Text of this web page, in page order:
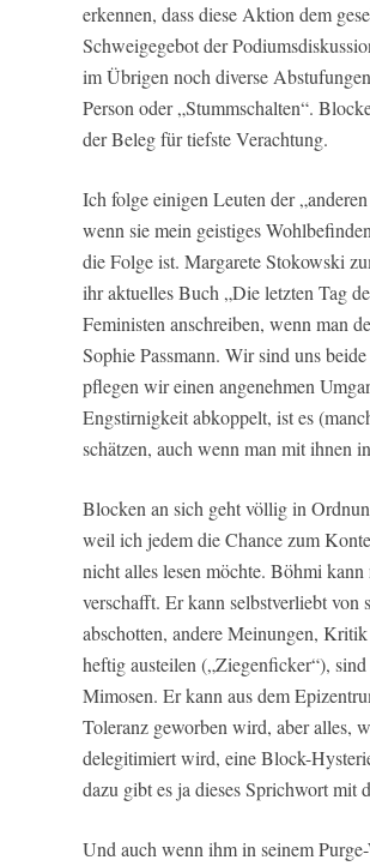
erkennen, dass diese Aktion dem
Schweigegebot der
im Übrigen noch diverse
Person oder „Stummschalten“.
der Beleg für tiefste Verachtung.
Ich folge einigen Leuten der
wenn sie mein geistiges
die Folge ist. Margarete Stokowski
ihr aktuelles Buch „Die letzten Tag
Feministen anschreiben, wenn man
Sophie Passmann. Wir sind uns
pflegen wir einen angenehmen
Engstirnigkeit abkoppelt, ist es
schätzen, auch wenn man mit ihnen
Blocken an sich geht völlig in
weil ich jedem die Chance zum
nicht alles lesen möchte. Böhmi
verschafft. Er kann selbstverliebt von
abschotten, andere Meinungen,
heftig austeilen („Ziegenficker“),
Mimosen. Er kann aus dem
Toleranz geworben wird, aber alles,
delegitimiert wird, eine Block-
dazu gibt es ja dieses Sprichwort mit
Und auch wenn ihm in seinem